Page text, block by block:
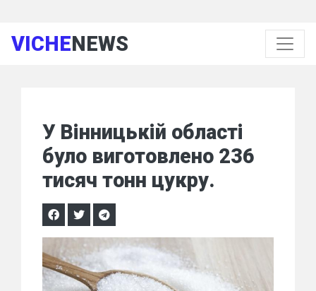
VICHENEWS
У Вінницькій області
було виготовлено 236
тисяч тонн цукру.